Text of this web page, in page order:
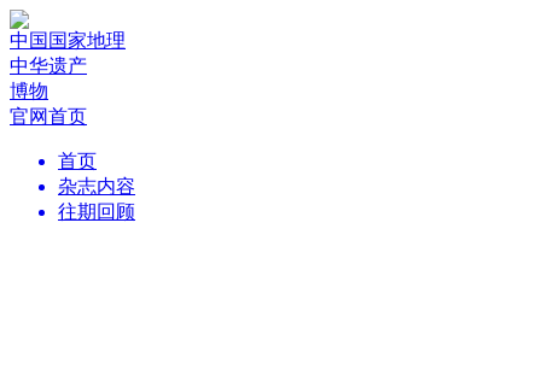
中国国家地理
中华遗产
博物
官网首页
首页
杂志内容
往期回顾